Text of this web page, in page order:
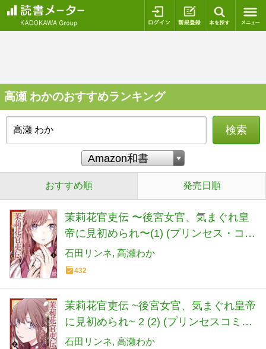
ログイン 新規登録
高瀬 わかのおすすめランキング
検索
おすすめ順 発売日順
茉莉花官吏伝 〜後宮女官、気まぐれ皇
帝に見初められ〜(1) (プリンセス・コミ
ックス)
石田リンネ 高瀬わか
432
茉莉花官吏伝 ~後宮女官、気まぐれ皇帝
に見初められ~ 2 (2) (プリンセスコミッ
クス)
石田リンネ 高瀬わか